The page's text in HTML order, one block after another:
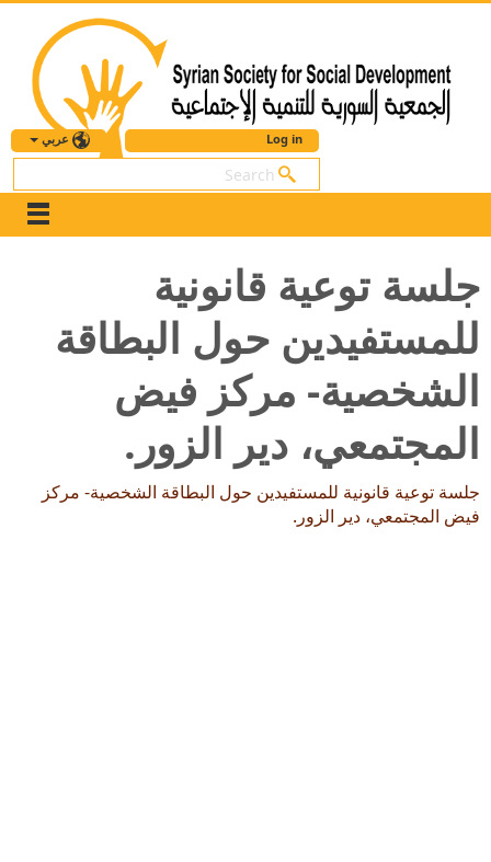
عربي Log in
بحث
جلسة توعية قانونية
للمستفيدين حول البطاقة
الشخصية- مركز فيض
المجتمعي، دير الزور.
جلسة توعية قانونية للمستفيدين حول البطاقة الشخصية- مركز
فيض المجتمعي، دير الزور.